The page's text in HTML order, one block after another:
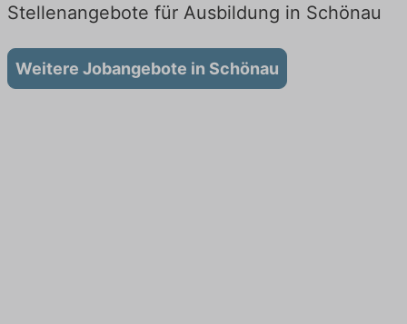
Stellenangebote für Ausbildung in Schönau
Weitere Jobangebote in Schönau